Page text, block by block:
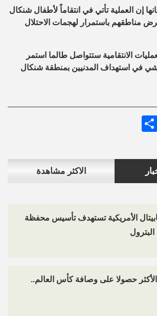
الاكثر مشاهدة
الأمريكية تستهدف تأسيس محفظة
الأكثر حصولا على وصافة كأس العالم..
إن العملية تأتي في انتقاماً لأطفال شنكال
مناطقهم باستمرار لهجمات الاحتلال
الانتقامية ستتواصل طالما استمر
في استهداف المدنيين بمنطقة شنكال
Email